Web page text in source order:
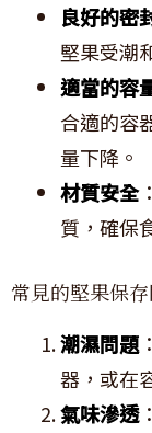
良好的密
堅果受潮
適當的容
合適的容
量下降。
材質安全
質，確保
常見的堅果保
潮濕問題
器，或在
氣味滲透